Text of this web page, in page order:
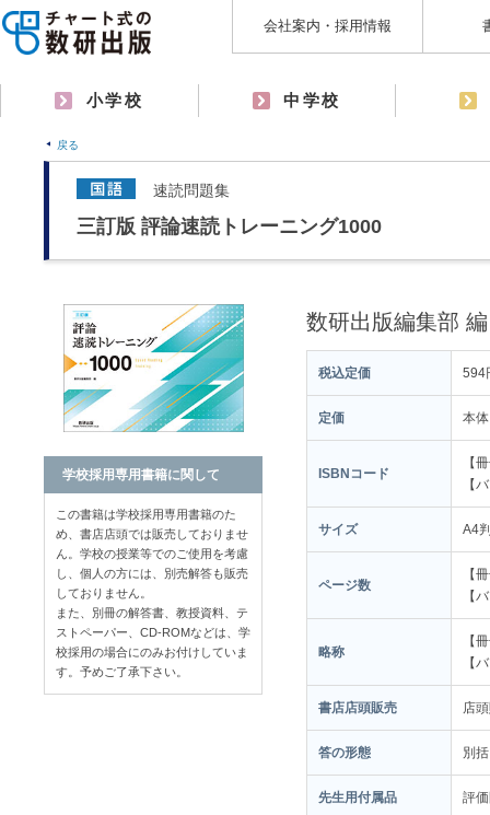
会社案内・採用情報
小学校 中学校
戻る
速読問題集
三訂版 評論速読トレーニング1000
数研出版編集部 編
税込定価 594
定価 本
ISBNコード
【
【
サイズ A4
ページ数
【
【
略称
【
【
書店店頭販売 店
答の形態 別
先生用付属品 評
学校採用専用書籍に関して
この書籍は学校採用専用書籍のた
め、書店店頭では販売しておりませ
ん。学校の授業等でのご使用を考慮
し、個人の方には、別売解答も販売
しておりません。
また、別冊の解答書、教授資料、テ
ストペーパー、CD-ROMなどは、学
校採用の場合にのみお付けしていま
す。予めご了承下さい。